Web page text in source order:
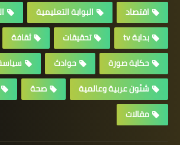
اقتصاد
البوابة التعليمية
بداية tv
تحقيقات
ثقافة
حكاية صورة
حوادث
شئون عربية وعالمية
صحة
مقالات